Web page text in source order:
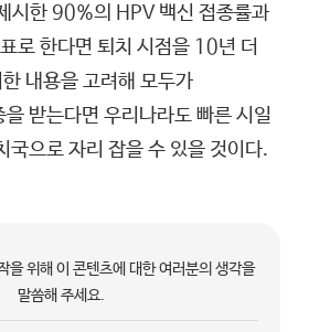
시한 90%의 HPV 백신 접종률과
로 한다면 퇴치 시점을 10년 더
내용을 고려해 모두가
받는다면 우리나라도 빠른 시일
국으로 자리 잡을 수 있을 것이다.
을 위해 이 콘텐츠에 대한 여러분의 생각을
말씀해 주세요.